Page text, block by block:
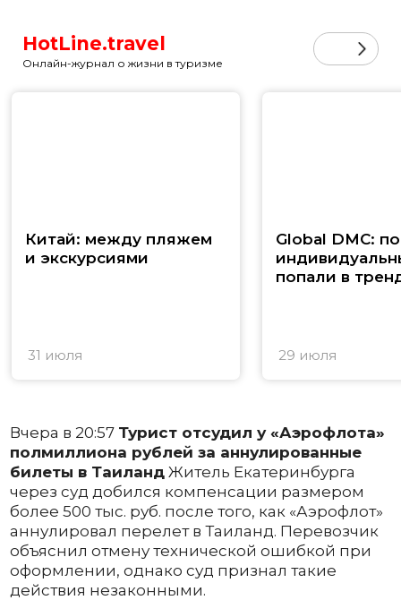
HotLine.travel
Онлайн-журнал о жизни в туризме
Китай: между пляжем
и экскурсиями
31 июля
Global DMC:
попали в
29 июля
Вчера в 20:57 Турист отсудил у «Аэрофлота»
полмиллиона рублей за аннулированные
билеты в ТаиландЖитель Екатеринбурга
через суд добился компенсации размером
более 500 тыс. руб. после того, как «Аэрофлот»
аннулировал перелет в Таиланд. Перевозчик
объяснил отмену технической ошибкой при
оформлении, однако суд признал такие
действия незаконными.